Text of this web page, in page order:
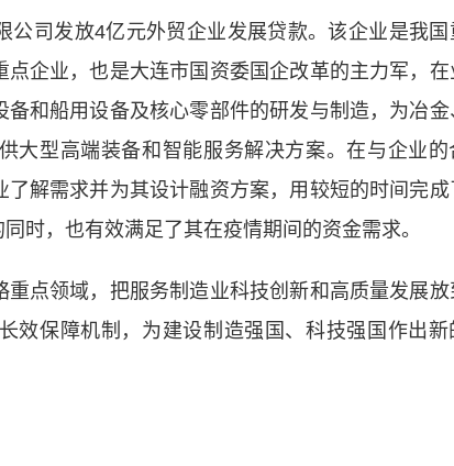
司发放4亿元外贸企业发展贷款。该企业是我国
企业，也是大连市国资委国企改革的主力军，在
和船用设备及核心零部件的研发与制造，为冶金
大型高端装备和智能服务解决方案。在与企业的
解需求并为其设计融资方案，用较短的时间完成
时，也有效满足了其在疫情期间的资金需求。
领域，把服务制造业科技创新和高质量发展放
效保障机制，为建设制造强国、科技强国作出新